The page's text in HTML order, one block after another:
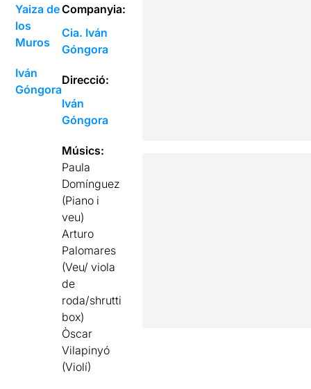
Yaiza de
los
Muros
Iván
Góngora
Companyia:
Cia. Iván
Góngora
Direcció:
Iván
Góngora
Músics:
Paula
Domínguez
(Piano i
veu)
Arturo
Palomares
(Veu/ viola
de
roda/shrutti
box)
Òscar
Vilapinyó
(Violí)